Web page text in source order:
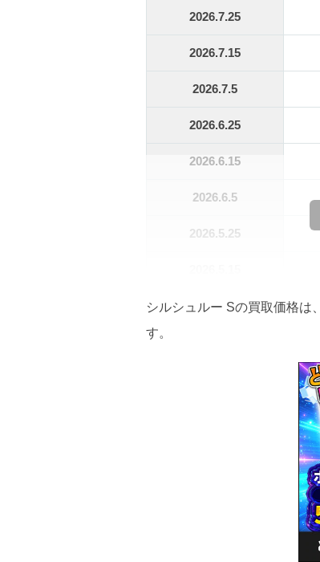
2026.7.25
2026.7.15
2026.7.5
2026.6.25
2026.6.15
2026.6.5
2026.5.25
2026.5.5
シルシュルー Sの買取価格は
す。